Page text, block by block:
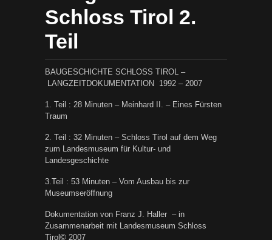
Schloss Tirol 2.
Teil
BAUGESCHICHTE SCHLOSS TIROL –
LANGZEITDOKUMENTATION 1992 – 2007
1. Teil : 28 Minuten – Meinhard II. – Eines Fürsten
Traum
2. Teil : 32 Minuten – Schloss Tirol auf dem Weg
zum Landesmuseum für Kultur- und
Landesgeschichte
3.Teil : 53 Minuten – Vom Ausbau bis zur
Museumseröffnung
Dokumentation von Franz J. Haller – in
Zusammenarbeit mit Landesmuseum Schloss
Tirol© 2007